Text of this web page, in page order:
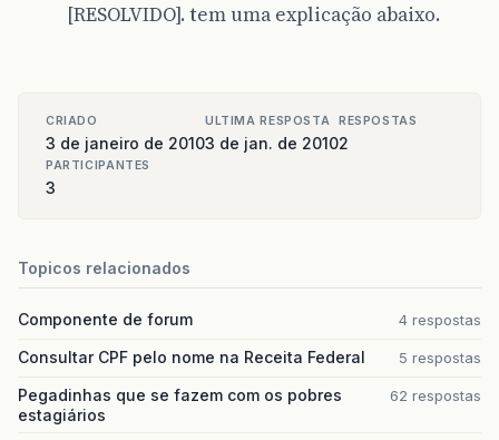
[RESOLVIDO]. tem uma explicação abaixo.
CRIADO
3 de janeiro de 2010
ULTIMA RESPOSTA
3 de jan. de 2010
RESPOSTAS
2
PARTICIPANTES
3
Topicos relacionados
Componente de forum 4 respostas
Consultar CPF pelo nome na Receita Federal 5 respostas
Pegadinhas que se fazem com os pobres
estagiários
62 respostas